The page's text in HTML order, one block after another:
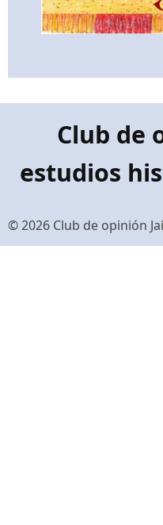
Club de
estudios
© 2026 Club de opinión